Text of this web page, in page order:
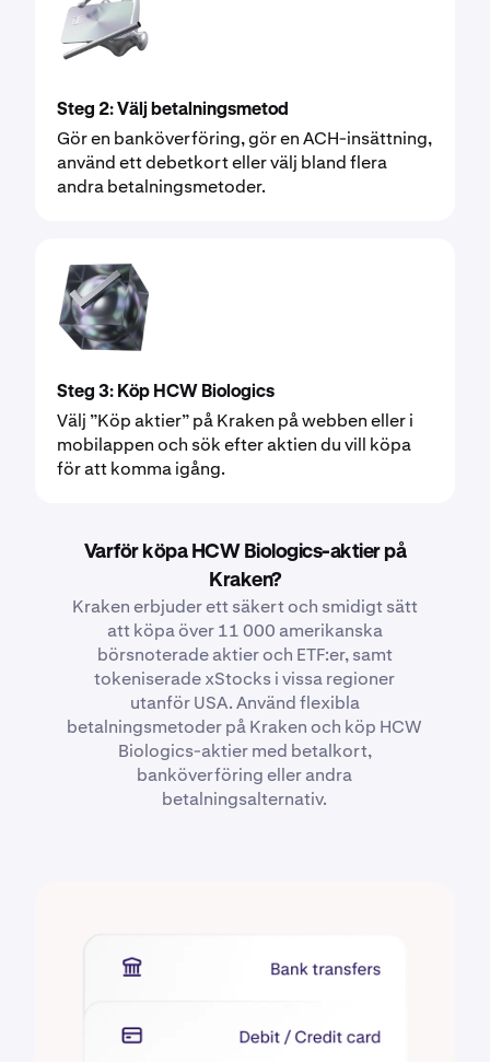
Steg 2: Välj betalningsmetod
Gör en banköverföring, gör en ACH-insättning,
använd ett debetkort eller välj bland flera
andra betalningsmetoder.
Steg 3: Köp HCW Biologics
Välj ”Köp aktier” på Kraken på webben eller i
mobilappen och sök efter aktien du vill köpa
för att komma igång.
Varför köpa HCW Biologics-aktier på
Kraken?
Kraken erbjuder ett säkert och smidigt sätt
att köpa över 11 000 amerikanska
börsnoterade aktier och ETF:er, samt
tokeniserade xStocks i vissa regioner
utanför USA. Använd flexibla
betalningsmetoder på Kraken och köp HCW
Biologics-aktier med betalkort,
banköverföring eller andra
betalningsalternativ.